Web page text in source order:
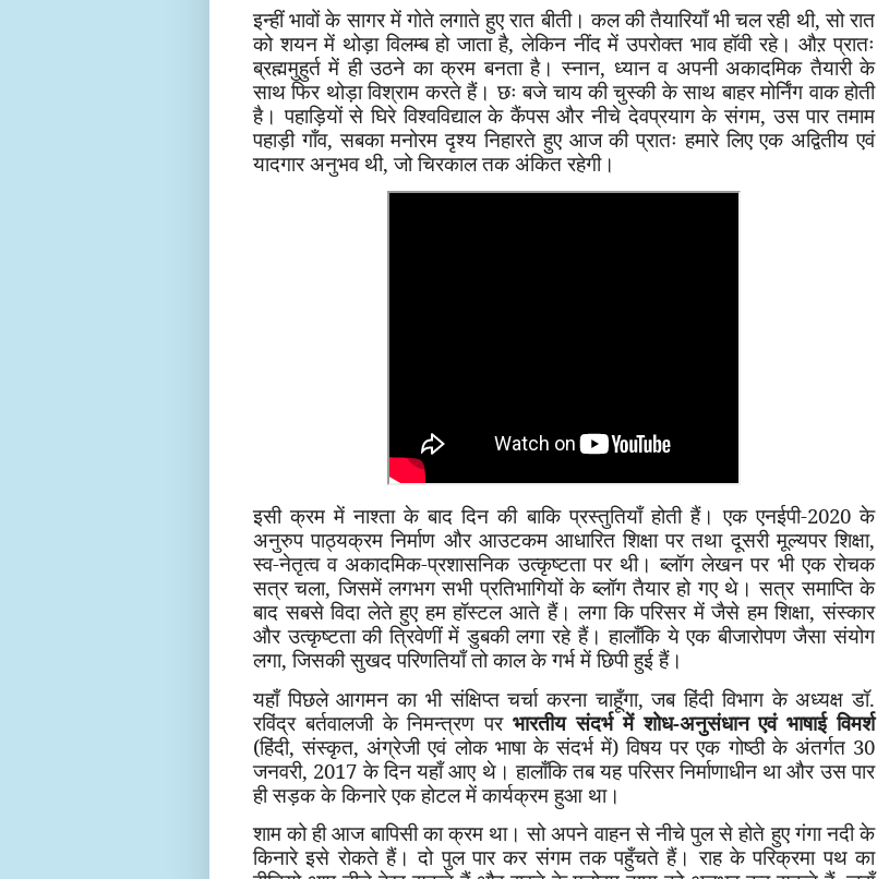
इन्हीं भावों के सागर में गोते लगाते हुए रात बीती। कल की तैयारियाँ भी चल रही थी, सो रात
को शयन में थोड़ा विलम्ब हो जाता है, लेकिन नींद में उपरोक्त भाव हॉवी रहे। औऱ प्रातः
ब्रह्ममुहुर्त में ही उठने का क्रम बनता है। स्नान, ध्यान व अपनी अकादमिक तैयारी के
साथ फिर थोड़ा विश्राम करते हैं। छः बजे चाय की चुस्की के साथ बाहर मोर्निंग वाक होती
है। पहाड़ियों से घिरे विश्वविद्याल के कैंपस और नीचे देवप्रयाग के संगम, उस पार तमाम
पहाड़ी गाँव, सबका मनोरम दृश्य निहारते हुए आज की प्रातः हमारे लिए एक अद्वितीय एवं
यादगार अनुभव थी, जो चिरकाल तक अंकित रहेगी।
इसी क्रम में नाश्ता के बाद दिन की बाकि प्रस्तुतियाँ होती हैं। एक एनईपी-2020 के
अनुरुप पाठ्यक्रम निर्माण और आउटकम आधारित शिक्षा पर तथा दूसरी मूल्यपर शिक्षा,
स्व-नेतृत्व व अकादमिक-प्रशासनिक उत्कृष्टता पर थी। ब्लॉग लेखन पर भी एक रोचक
सत्र चला, जिसमें लगभग सभी प्रतिभागियों के ब्लॉग तैयार हो गए थे। सत्र समाप्ति के
बाद सबसे विदा लेते हुए हम हॉस्टल आते हैं। लगा कि परिसर में जैसे हम शिक्षा, संस्कार
और उत्कृष्टता की त्रिवेणीं में डुबकी लगा रहे हैं। हालाँकि ये एक बीजारोपण जैसा संयोग
लगा, जिसकी सुखद परिणतियाँ तो काल के गर्भ में छिपी हुई हैं।
यहाँ पिछले आगमन का भी संक्षिप्त चर्चा करना चाहूँगा, जब हिंदी विभाग के अध्यक्ष डॉ.
रविंद्र बर्तवालजी के निमन्त्रण परभारतीय संदर्भ में शोध-अनुसंधान एवं भाषाई विमर्श
(हिंदी, संस्कृत, अंग्रेजी एवं लोक भाषा के संदर्भ में) विषय पर एक गोष्ठी के अंतर्गत 30
जनवरी, 2017 के दिन यहाँ आए थे। हालाँकि तब यह परिसर निर्माणाधीन था और उस पार
ही सड़क के किनारे एक होटल में कार्यक्रम हुआ था।
शाम को ही आज बापिसी का क्रम था। सो अपने वाहन से नीचे पुल से होते हुए गंगा नदी के
किनारे इसे रोकते हैं। दो पुल पार कर संगम तक पहुँचते हैं। राह के परिक्रमा पथ का